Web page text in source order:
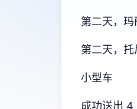
第二天，玛
第二天，托
小型车
成功送出 4